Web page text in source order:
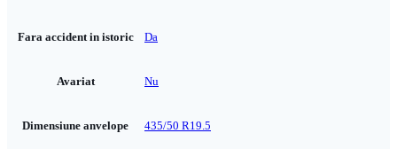
Fara accident in istoric Da
Avariat Nu
Dimensiune anvelope 435/50 R19.5